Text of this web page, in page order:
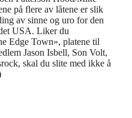
på flere av låtene er slik
av sinne og uro for den
USA. Liker du
Edge Town», platene til
Jason Isbell, Son Volt,
skal du slite med ikke å